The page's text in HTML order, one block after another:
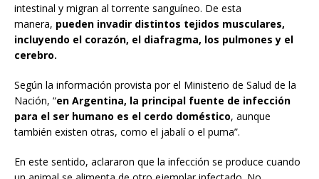
intestinal y migran al torrente sanguíneo. De esta
manera, pueden invadir distintos tejidos musculares,
incluyendo el corazón, el diafragma, los pulmones y el
cerebro.
Según la información provista por el Ministerio de Salud de la
Nación, “en Argentina, la principal fuente de infección
para el ser humano es el cerdo doméstico, aunque
también existen otras, como el jabalí o el puma”.
En este sentido, aclararon que la infección se produce cuando